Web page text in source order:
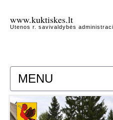
www.kuktiskes.lt
Utenos r. savivaldybės
MENU
Naujienos
Apie seniūniją
Kontaktai